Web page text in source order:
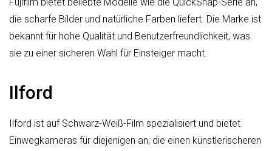
Fujifilm bietet beliebte Modelle wie die QuickSnap-Serie an,
die scharfe Bilder und natürliche Farben liefert. Die Marke ist
bekannt für hohe Qualität und Benutzerfreundlichkeit, was
sie zu einer sicheren Wahl für Einsteiger macht.
Ilford
Ilford ist auf Schwarz-Weiß-Film spezialisiert und bietet
Einwegkameras für diejenigen an, die einen künstlerischeren